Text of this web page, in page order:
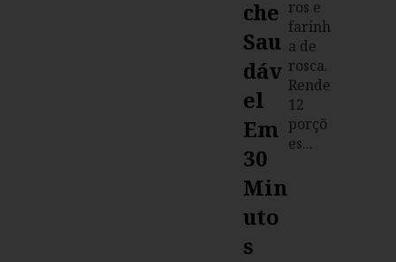
Che
Sau
Dáv
El
Em
30
Min
Uto
S
ros e
farinh
a de
rosca.
Rende
12
porçõ
es...